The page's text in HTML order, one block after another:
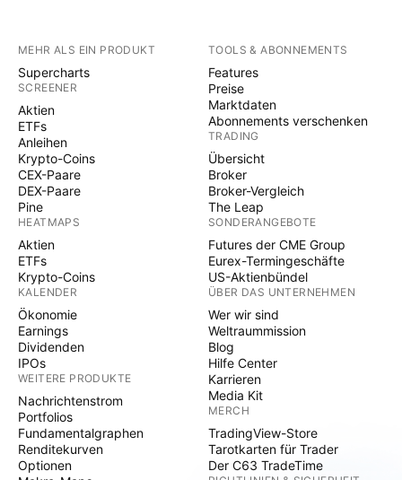
MEHR ALS EIN PRODUKT
Supercharts
SCREENER
Aktien
ETFs
Anleihen
Krypto-Coins
CEX-Paare
DEX-Paare
Pine
HEATMAPS
Aktien
ETFs
Krypto-Coins
KALENDER
Ökonomie
Earnings
Dividenden
IPOs
WEITERE PRODUKTE
Nachrichtenstrom
Portfolios
Fundamentalgraphen
Renditekurven
Optionen
TOOLS & ABONNEMENTS
Features
Preise
Marktdaten
Abonnements verschenken
TRADING
Übersicht
Broker
Broker-Vergleich
The Leap
SONDERANGEBOTE
Futures der CME Group
Eurex-Termingeschäfte
US-Aktienbündel
ÜBER DAS UNTERNEHMEN
Wer wir sind
Weltraummission
Blog
Hilfe Center
Karrieren
Media Kit
MERCH
TradingView-Store
Tarotkarten für Trader
Der C63 TradeTime